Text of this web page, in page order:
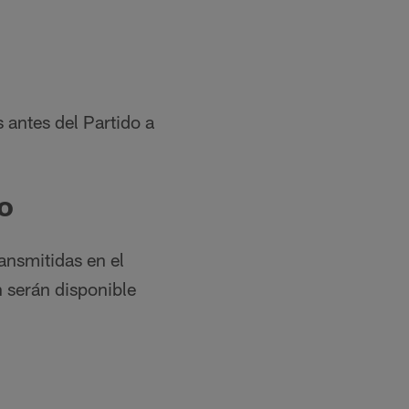
del Partido a
en el
serán disponible